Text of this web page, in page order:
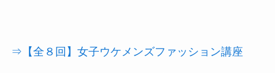
⇒【全８回】女子ウケメンズファッション講座